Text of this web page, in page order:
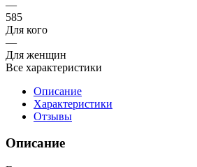
—
585
Для кого
—
Для женщин
Все характеристики
Описание
Характеристики
Отзывы
Описание